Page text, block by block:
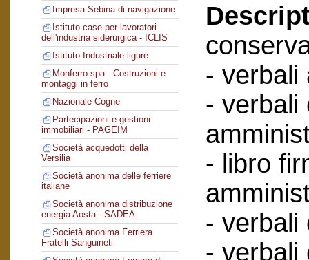
Impresa Sebina di navigazione
Istituto case per lavoratori
dell'industria siderurgica - ICLIS
Istituto Industriale ligure
Monferro spa - Costruzioni e
montaggi in ferro
Nazionale Cogne
Partecipazioni e gestioni
immobiliari - PAGEIM
Società acquedotti della
Versilia
Società anonima delle ferriere
italiane
Società anonima distribuzione
energia Aosta - SADEA
Società anonima Ferriera
Fratelli Sanguineti
- verbali
- verbali
- libro
- verbali
- verbali